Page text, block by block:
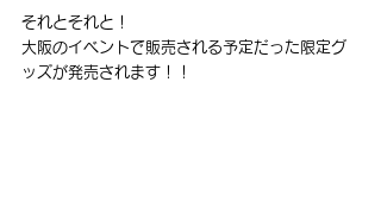
それとそれと！
大阪のイベントで販売される予定だった限定グ
ッズが発売されます！！